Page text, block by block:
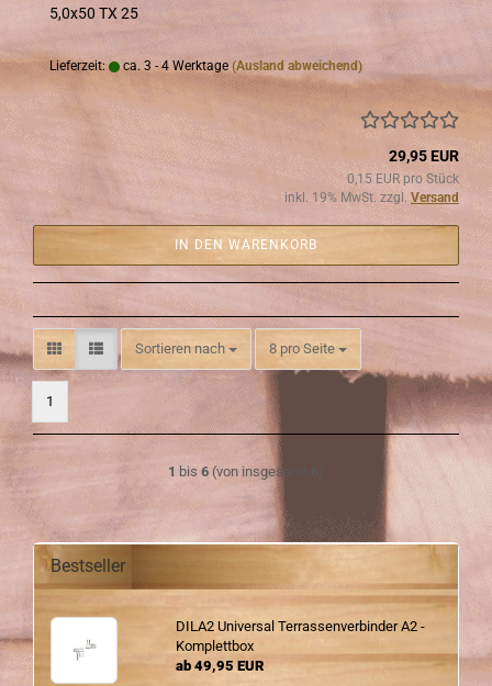
5,0x50 TX 25
Lieferzeit: ca. 3 - 4 Werktage (Ausland abweichend)
29,95 EUR
0,15 EUR pro Stück
inkl. 19% MwSt. zzgl. Versand
IN DEN WARENKORB
Sortieren nach
Sortieren nach 8 pro Seite
pro Seite
1
1 bis 6 (von insgesamt
Bestseller
DILA2 Uni­ver­sal Ter­ras­sen­ver­bin­der A2 -
Kom­plett­box
ab 49,95 EUR